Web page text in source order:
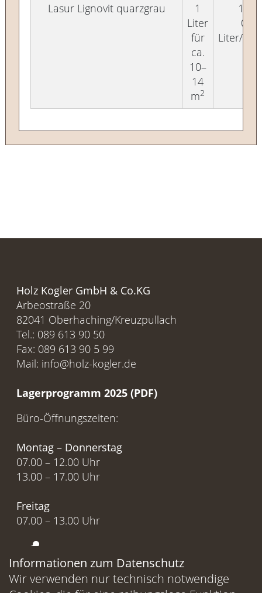
Lasur Lignovit quarzgrau
1
Liter
für
ca.
10–
14
m2
1
0,75
Liter/
Informationen zum Datenschutz
Wir verwenden nur technisch notwendige
Holz Kogler GmbH & Co.KG
Arbeostraße 20
82041 Oberhaching/Kreuzpullach
Tel.: 089 613 90 50
Fax: 089 613 90 5 99
Mail: info@holz-kogler.de
Lagerprogramm 2025 (PDF)
Büro-Öffnungszeiten:
Montag – Donnerstag
07.00 – 12.00 Uhr
13.00 – 17.00 Uhr
Freitag
07.00 – 13.00 Uhr
Besuchen Sie uns auf